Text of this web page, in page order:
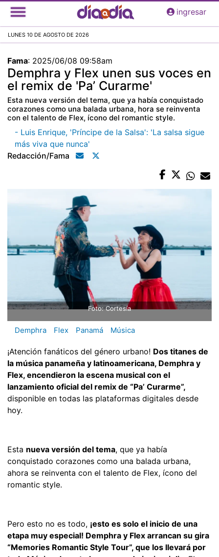
Pasar
al
principal
ingresar
LUNES 10 DE AGOSTO DE 2026
Fama: 2025/06/08 09:58am
Demphra y Flex unen sus voces en
el remix de 'Pa’ Curarme'
Esta nueva versión del tema, que ya había conquistado
corazones como una balada urbana, hora se reinventa
con el talento de Flex, ícono del romantic style.
- Luis Enrique, 'Príncipe de la Salsa': 'La salsa sigue
más viva que nunca'
Redacción/fama
Foto: Cortesía
Demphra Flex Panamá Música
¡Atención fanáticos del género urbano! Dos titanes de
la música panameña y latinoamericana, Demphra y
Flex, encendieron la escena musical con el
lanzamiento oficial del remix de “Pa’ Curarme”,
disponible en todas las plataformas digitales desde
hoy.
Esta nueva versión del tema, que ya había
conquistado corazones como una balada urbana,
ahora se reinventa con el talento de Flex, ícono del
romantic style.
Pero esto no es todo, ¡esto es solo el inicio de una
etapa muy especial! Demphra y Flex arrancan su gira
“Memories Romantic Style Tour”, que los llevará por